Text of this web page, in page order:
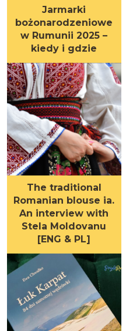
Jarmarki
bożonarodzeniowe
w Rumunii 2025 –
kiedy i gdzie
The traditional
Romanian blouse ia.
An interview with
Stela Moldovanu
[ENG & PL]